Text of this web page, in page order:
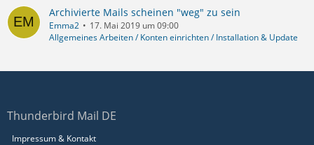
Archivierte Mails scheinen "weg" zu sein
Emma2
17. Mai 2019 um 09:00
Allgemeines Arbeiten / Konten einrichten / Installation & Update
Thunderbird Mail DE
Impressum & Kontakt